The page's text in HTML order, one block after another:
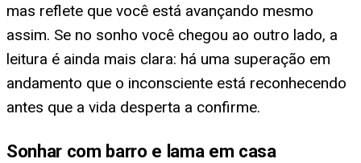
mas reflete que você está avançando mesmo
assim. Se no sonho você chegou ao outro lado, a
leitura é ainda mais clara: há uma superação em
andamento que o inconsciente está reconhecendo
antes que a vida desperta a confirme.
Sonhar com barro e lama em casa